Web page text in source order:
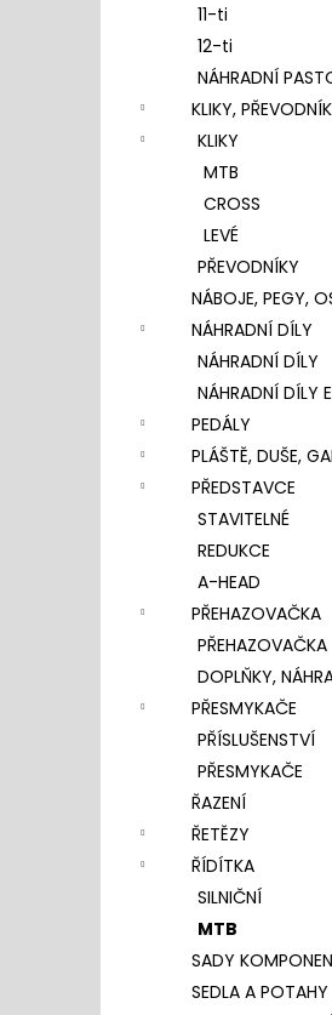
11-ti
12-ti
NÁHRADNÍ
KLIKY,
KLIKY
MTB
CROSS
LEVÉ
PŘEVODNÍKY
NÁBOJE, PEGY,
NÁHRADNÍ DÍLY
NÁHRADNÍ DÍLY
NÁHRADNÍ DÍLY
PEDÁLY
PLÁŠTĚ, DUŠE,
PŘEDSTAVCE
STAVITELNÉ
REDUKCE
A-HEAD
PŘEHAZOVAČKA
PŘEHAZOVAČKA
DOPLŇKY,
PŘESMYKAČE
PŘÍSLUŠENSTVÍ
PŘESMYKAČE
ŘAZENÍ
ŘETĚZY
ŘÍDÍTKA
SILNIČNÍ
MTB
SADY
SEDLA A POTAHY